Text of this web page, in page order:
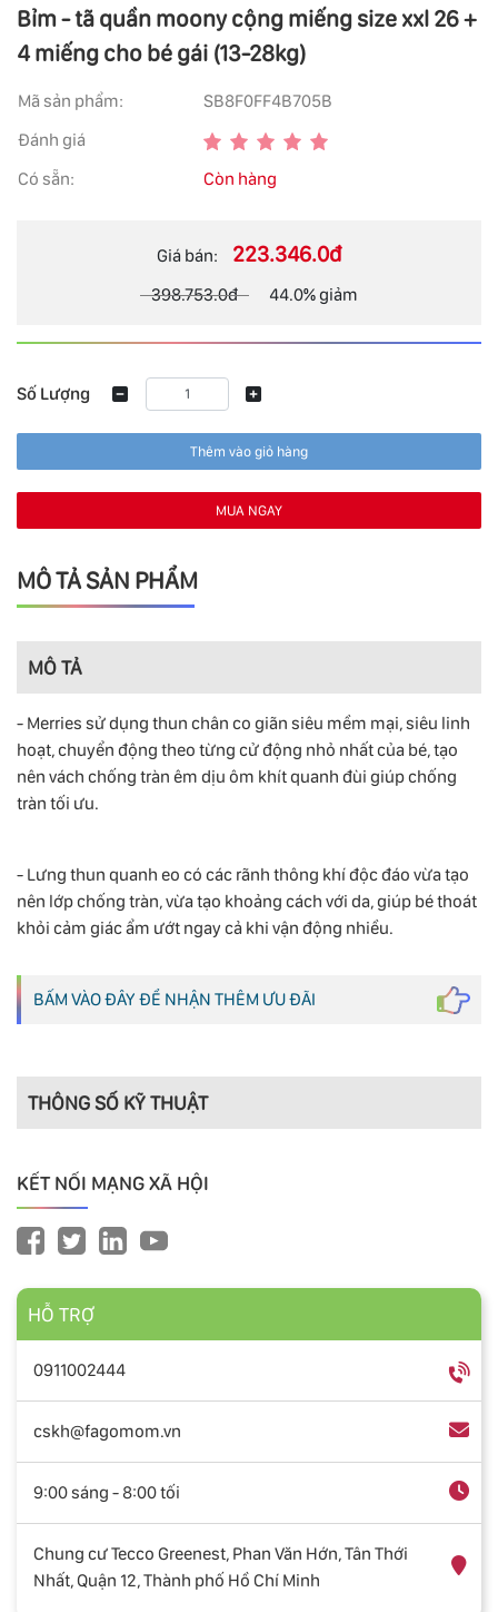
Bỉm - tã quần moony cộng miếng size xxl 26 +
4 miếng cho bé gái (13-28kg)
Mã sản phẩm:
SB8F0FF4B705B
Đánh giá
Có sẵn:
Còn hàng
Giá bán: 223.346.0đ
398.753.0đ 44.0% giảm
Số Lượng
Thêm vào giỏ hàng
MUA NGAY
MÔ TẢ SẢN PHẨM
MÔ TẢ
- Merries sử dụng thun chân co giãn siêu mềm mại, siêu linh
hoạt, chuyển động theo từng cử động nhỏ nhất của bé, tạo
nên vách chống tràn êm dịu ôm khít quanh đùi giúp chống
tràn tối ưu.
- Lưng thun quanh eo có các rãnh thông khí độc đáo vừa tạo
nên lớp chống tràn, vừa tạo khoảng cách với da, giúp bé thoát
khỏi cảm giác ẩm ướt ngay cả khi vận động nhiều.
BẤM VÀO ĐÂY ĐỂ NHẬN THÊM ƯU ĐÃI
THÔNG SỐ KỸ THUẬT
KẾT NỐI MẠNG XÃ HỘI
HỖ TRỢ
0911002444
cskh@fagomom.vn
9:00 sáng - 8:00 tối
Chung cư Tecco Greenest, Phan Văn Hớn, Tân Thới
Nhất, Quận 12, Thành phố Hồ Chí Minh